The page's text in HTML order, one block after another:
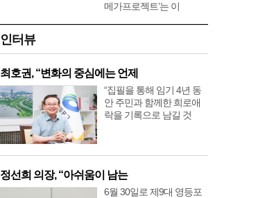
메가프로젝트’는 이
인터뷰
최호권, “변화의 중심에는 언제
“집필을 통해 임기 4년 동
안 주민과 함께한 희로애
락을 기록으로 남길 것
정선희 의장, “아쉬움이 남는
6월 30일로 제9대 영등포